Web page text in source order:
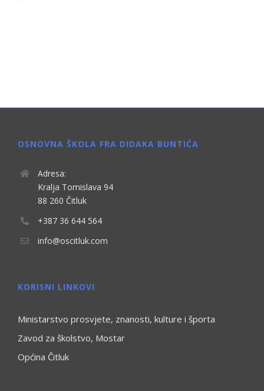
OSNOVNA ŠKOLA FRA DIDAKA BUNTIĆA
Adresa:
Kralja Tomislava 94
88 260 Čitluk
+387 36 644 564
info@oscitluk.com
KORISNI LINKOVI
Ministarstvo prosvjete, znanosti, kulture i športa
Zavod za školstvo, Mostar
Općina Čitluk